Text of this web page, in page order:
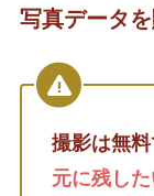
写真データ
撮影は無料
元に残し